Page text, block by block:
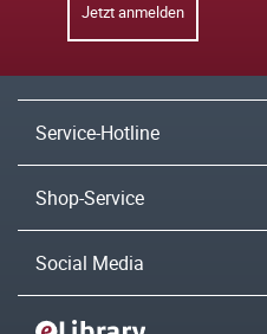
Jetzt anmelden
Service-Hotline
Shop-Service
Social Media